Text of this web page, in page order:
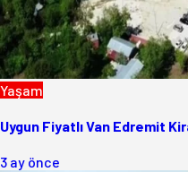
Yaşam
Uygun Fiyatlı Van Edremit
3 ay önce